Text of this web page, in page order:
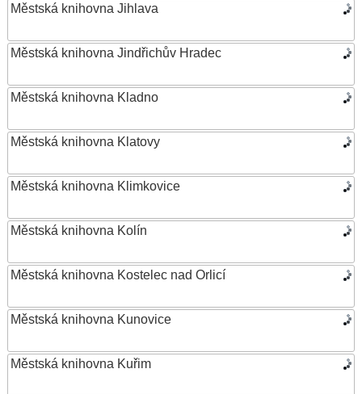
Městská knihovna Jihlava
Městská knihovna Jindřichův Hradec
Městská knihovna Kladno
Městská knihovna Klatovy
Městská knihovna Klimkovice
Městská knihovna Kolín
Městská knihovna Kostelec nad Orlicí
Městská knihovna Kunovice
Městská knihovna Kuřim